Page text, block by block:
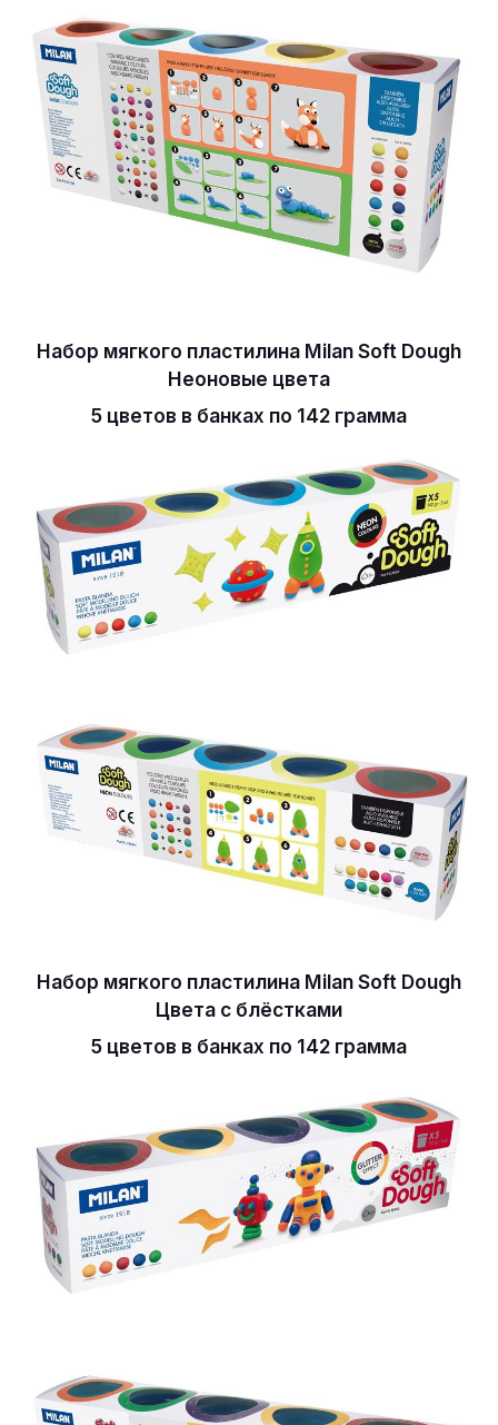
Набор мягкого пластилина Milan Soft Dough
Неоновые цвета
5 цветов в банках по 142 грамма
Набор мягкого пластилина Milan Soft Dough
Цвета с блёстками
5 цветов в банках по 142 грамма